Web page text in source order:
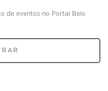
de eventos no Portal Belo